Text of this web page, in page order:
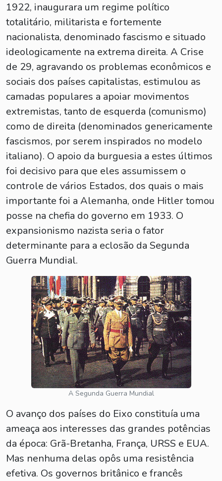
1922, inaugurara um regime político
totalitário, militarista e fortemente
nacionalista, denominado fascismo e situado
ideologicamente na extrema direita. A Crise
de 29, agravando os problemas econômicos e
sociais dos países capitalistas, estimulou as
camadas populares a apoiar movimentos
extremistas, tanto de esquerda (comunismo)
como de direita (denominados genericamente
fascismos, por serem inspirados no modelo
italiano). O apoio da burguesia a estes últimos
foi decisivo para que eles assumissem o
controle de vários Estados, dos quais o mais
importante foi a Alemanha, onde Hitler tomou
posse na chefia do governo em 1933. O
expansionismo nazista seria o fator
determinante para a eclosão da Segunda
Guerra Mundial.
A Segunda Guerra Mundial
O avanço dos países do Eixo constituía uma
ameaça aos interesses das grandes potências
da época: Grã-Bretanha, França, URSS e EUA.
Mas nenhuma delas opôs uma resistência
efetiva. Os governos britânico e francês